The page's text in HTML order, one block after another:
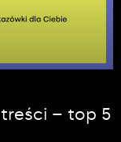
– top 5